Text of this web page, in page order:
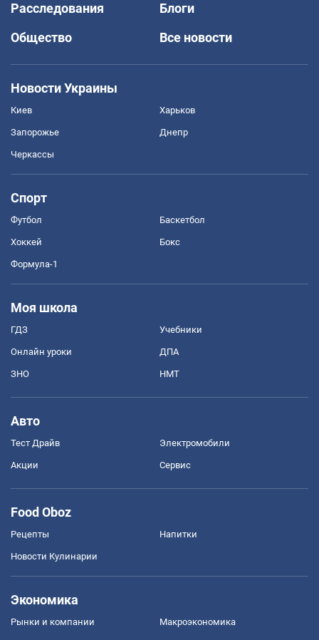
Расследования
Блоги
Общество
Все новости
Новости Украины
Киев Харьков
Запорожье Днепр
Черкассы
Спорт
Футбол Баскетбол
Хоккей Бокс
Формула-1
Моя школа
ГДЗ Учебники
Онлайн уроки ДПА
ЗНО НМТ
Авто
Тест Драйв Электромобили
Акции Сервис
Food Oboz
Рецепты Напитки
Новости Кулинарии
Экономика
Рынки и компании Mакроэкономика